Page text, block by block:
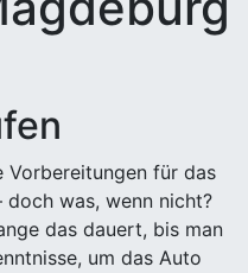
Vorbereitungen für das
was, wenn nicht?
das dauert, bis man
um das Auto